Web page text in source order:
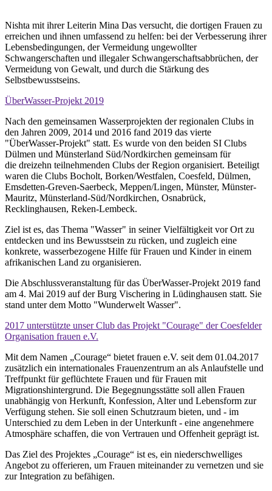
Nishta mit ihrer Leiterin Mina Das versucht, die dortigen Frauen zu
erreichen und ihnen umfassend zu helfen: bei der Verbesserung ihrer
Lebensbedingungen, der Vermeidung ungewollter
Schwangerschaften und illegaler Schwangerschaftsabbrüchen, der
Vermeidung von Gewalt, und durch die Stärkung des
Selbstbewusstseins.
ÜberWasser-Projekt 2019
Nach den gemeinsamen Wasserprojekten der regionalen Clubs in
den Jahren 2009, 2014 und 2016 fand 2019 das vierte
"ÜberWasser-Projekt" statt. Es wurde von den beiden SI Clubs
Dülmen und Münsterland Süd/Nordkirchen gemeinsam für
die dreizehn teilnehmenden Clubs der Region organisiert. Beteiligt
waren die Clubs Bocholt, Borken/Westfalen, Coesfeld, Dülmen,
Emsdetten-Greven-Saerbeck, Meppen/Lingen, Münster, Münster-
Mauritz, Münsterland-Süd/Nordkirchen, Osnabrück,
Recklinghausen, Reken-Lembeck.
Ziel ist es, das Thema "Wasser" in seiner Vielfältigkeit vor Ort zu
entdecken und ins Bewusstsein zu rücken, und zugleich eine
konkrete, wasserbezogene Hilfe für Frauen und Kinder in einem
afrikanischen Land zu organisieren.
Die Abschlussveranstaltung für das ÜberWasser-Projekt 2019 fand
am 4. Mai 2019 auf der Burg Vischering in Lüdinghausen statt. Sie
stand unter dem Motto "Wunderwelt Wasser".
2017 unterstützte unser Club das Projekt "Courage" der Coesfelder
Organisation frauen e.V.
Mit dem Namen „Courage“ bietet frauen e.V. seit dem 01.04.2017
zusätzlich ein internationales Frauenzentrum an als Anlaufstelle und
Treffpunkt für geflüchtete Frauen und für Frauen mit
Migrationshintergrund. Die Begegnungsstätte soll allen Frauen
unabhängig von Herkunft, Konfession, Alter und Lebensform zur
Verfügung stehen. Sie soll einen Schutzraum bieten, und - im
Unterschied zu dem Leben in der Unterkunft - eine angenehmere
Atmosphäre schaffen, die von Vertrauen und Offenheit geprägt ist.
Das Ziel des Projektes „Courage“ ist es, ein niederschwelliges
Angebot zu offerieren, um Frauen miteinander zu vernetzen und sie
zur Integration zu befähigen.